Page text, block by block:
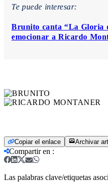
Te puede interesar:
Brunito canta “La Gloria
emocionar a Ricardo
Copiar el enlace Archivar
Compartir en :
Las palabras clave/etiquetas